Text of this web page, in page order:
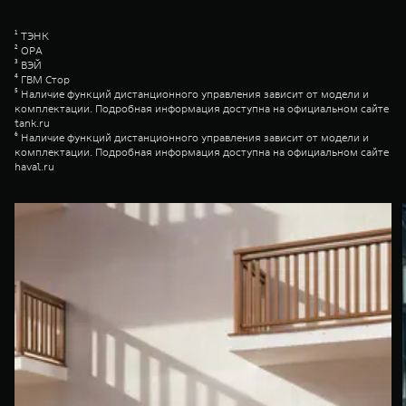
¹ ТЭНК
² ОРА
³ ВЭЙ
⁴ ГВМ Стор
⁵ Наличие функций дистанционного управления зависит от модели и
комплектации. Подробная информация доступна на официальном сайте
tank.ru
⁶ Наличие функций дистанционного управления зависит от модели и
комплектации. Подробная информация доступна на официальном сайте
haval.ru